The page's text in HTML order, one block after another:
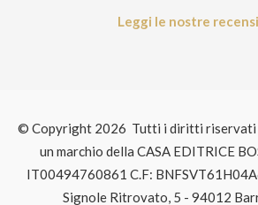
Leggi le nostre
© Copyright 2026 Tutti i diritti riservati
un marchio della CASA EDITRICE
IT00494760861 C.F:
Signole Ritrovato, 5 - 94012